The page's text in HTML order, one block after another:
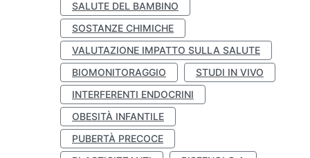
SALUTE DEL BAMBINO
SOSTANZE CHIMICHE
VALUTAZIONE IMPATTO SULLA SALUTE
BIOMONITORAGGIO
STUDI IN VIVO
INTERFERENTI ENDOCRINI
OBESITÀ INFANTILE
PUBERTÀ PRECOCE